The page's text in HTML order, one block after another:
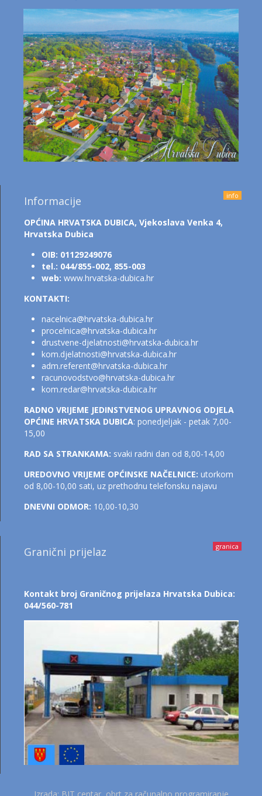
info
Informacije
OPĆINA HRVATSKA DUBICA, Vjekoslava Venka 4,
Hrvatska Dubica
OIB: 01129249076
tel.: 044/855-002, 855-003
web: www.hrvatska-dubica.hr
KONTAKTI:
nacelnica@hrvatska-dubica.hr
procelnica@hrvatska-dubica.hr
drustvene-djelatnosti@hrvatska-dubica.hr
kom.djelatnosti@hrvatska-dubica.hr
adm.referent@hrvatska-dubica.hr
racunovodstvo@hrvatska-dubica.hr
kom.redar@hrvatska-dubica.hr
RADNO VRIJEME JEDINSTVENOG UPRAVNOG ODJELA
OPĆINE HRVATSKA DUBICA: ponedjeljak - petak 7,00-
15,00
RAD SA STRANKAMA: svaki radni dan od 8,00-14,00
UREDOVNO VRIJEME OPĆINSKE NAČELNICE: utorkom
od 8,00-10,00 sati, uz prethodnu telefonsku najavu
DNEVNI ODMOR: 10,00-10,30
granica
Granični prijelaz
Kontakt broj Graničnog prijelaza Hrvatska Dubica:
044/560-781